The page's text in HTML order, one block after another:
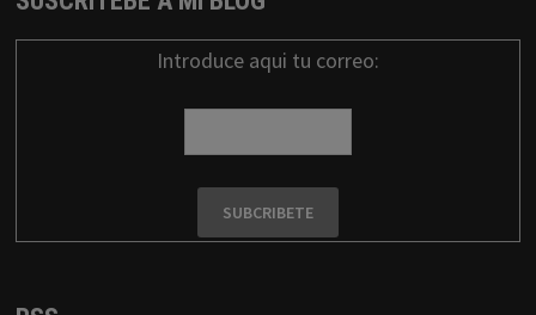
Introduce aqui tu correo: